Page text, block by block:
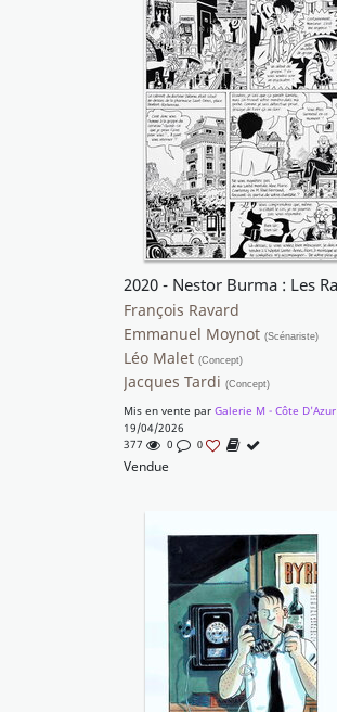
François Ravard
Emmanuel Moynot (Scénariste)
Léo Malet (Concept)
Jacques Tardi (Concept)
Mis en vente par Galerie M - Côte D'Azur
19/04/2026
377
0 0
Vendue